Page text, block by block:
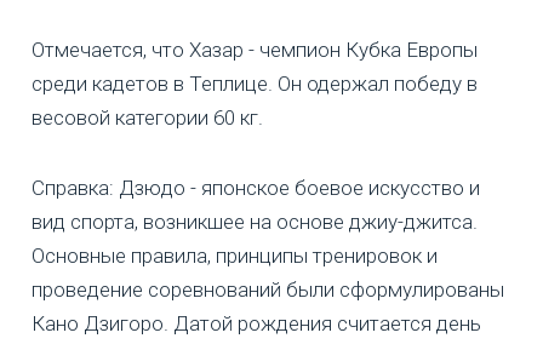
Отмечается, что Хазар - чемпион Кубка Европы
среди кадетов в Теплице. Он одержал победу в
весовой категории 60 кг.
Справка: Дзюдо - японское боевое искусство и
вид спорта, возникшее на основе джиу-джитса.
Основные правила, принципы тренировок и
проведение соревнований были сформулированы
Кано Дзигоро. Датой рождения считается день